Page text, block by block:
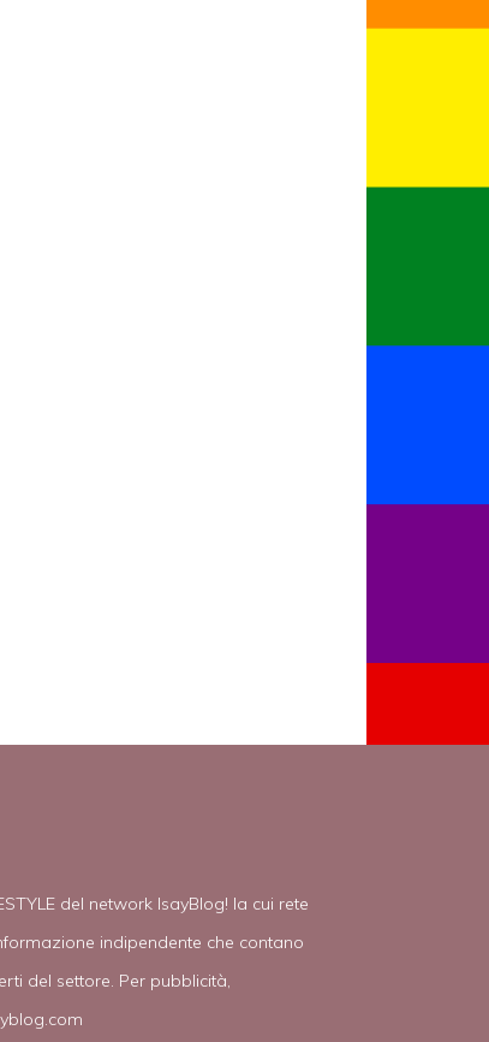
del network IsayBlog! la cui rete
indipendente che contano
del settore. Per pubblicità,